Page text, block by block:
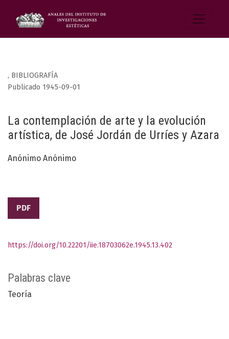
, BIBLIOGRAFÍA
La contemplación de arte y la evolución
artística, de José Jordán de Urríes y Azara
Publicado 1945-09-01
Anónimo Anónimo
PDF
Palabras clave
Teoría
https://doi.org/10.22201/iie.18703062e.1945.13.402